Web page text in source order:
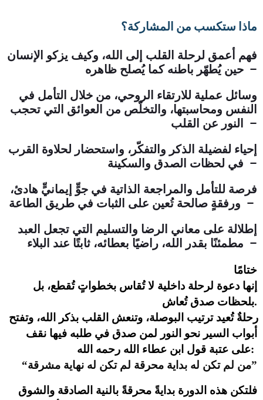
ماذا ستكسب من المشاركة؟
فهم أعمق لرحلة القلب إلى الله، وكيف يزكو الإنسان
حين يُطهّر باطنه كما يُصلح ظاهره –
وسائل عملية للارتقاء الروحي، من خلال التأمل في
النفس ومحاسبتها، والتخلّص من العوائق التي تحجب
النور عن القلب –
إحياء لفضيلة الذكر والتفكّر، واستحضار لحلاوة القرب
في لحظات الصدق والسكينة –
فرصة للتأمل والمراجعة الذاتية في جوٍّ إيمانيٍّ هادئ،
ورفقةٍ صالحة تُعين على الثبات في طريق الطاعة –
إطلالة على معاني الرضا والتسليم التي تجعل العبد
مطمئنًا بقدر الله، راضيًا بعطائه، ثابتًا عند البلاء –
ختامًا
بلحظات صدق تُعاش.
على عتبة قول ابن عطاء الله رحمه الله:
“من لم تكن له بداية محرقة لم تكن له نهاية مشرقة”